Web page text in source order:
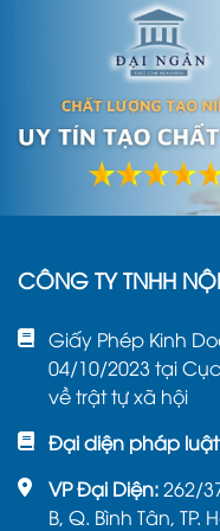
quốc. Với
chuyển có
Tiến độ dự án:
Nội thất Đại
và cập nhật
tới khách
2. Báo giá
cao cấp
CÔNG TY TNHH
Giấy Phép Kinh
04/10/2023 tại
về trật tự xã hội
Đại diện pháp
VP Đại Diện:262/
B, Q. Bình Tân, TP.